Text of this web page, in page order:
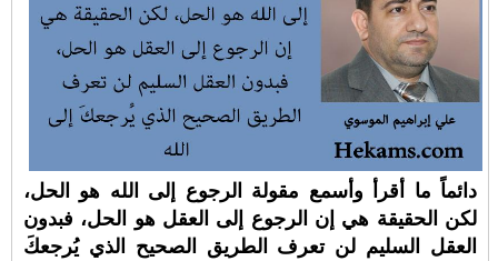
دائماً ما أقرأ وأسمع مقولة الرجوع إلى الله هو الحل،
لكن الحقيقة هي إن الرجوع إلى العقل هو الحل، فبدون
العقل السليم لن تعرف الطريق الصحيح الذي يُرجعكَ